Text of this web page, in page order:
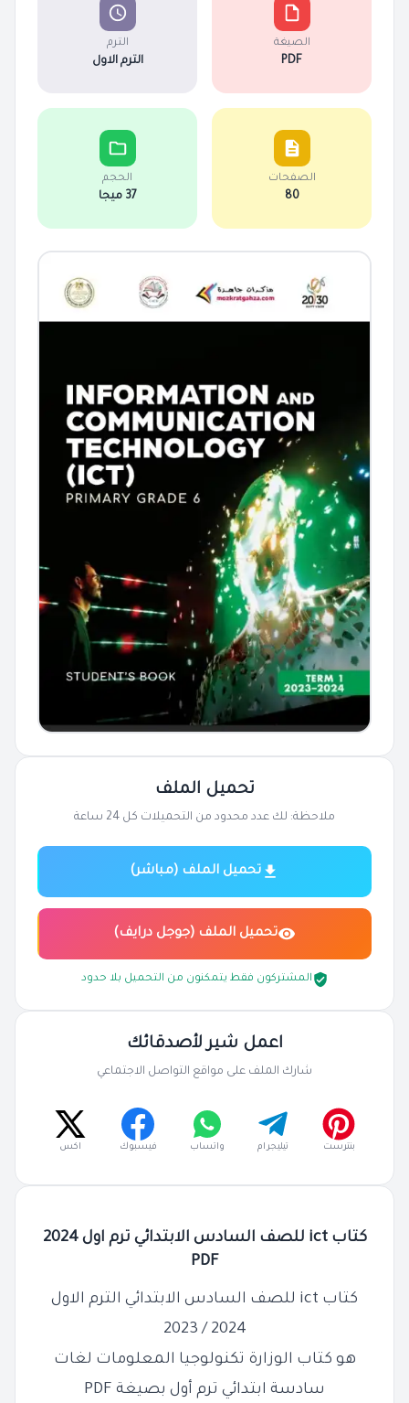
الصيغة
PDF
الترم
الترم الاول
الصفحات
80
الحجم
37 ميجا
كتاب ict للصف السادس الابتدائي ترم اول 2024
PDF
كتاب ict للصف السادس الابتدائي الترم الاول
2024 / 2023
هو كتاب الوزارة تكنولوجيا المعلومات لغات
سادسة ابتدائي ترم أول بصيغة PDF
تحميل الملف
ملاحظة: لك عدد محدود من التحميلات كل 24 ساعة
تحميل الملف (مباشر)
تحميل الملف (جوجل درايف)
المشتركون فقط يتمكنون من التحميل بلا حدود
اعمل شير لأصدقائك
شارك الملف على مواقع التواصل الاجتماعي
بنترست تيليجرام واتساب فيسبوك اكس